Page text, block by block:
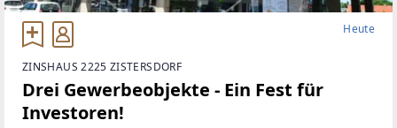
Heute
ZINSHAUS 2225 ZISTERSDORF
Drei Gewerbeobjekte - Ein Fest für
Investoren!